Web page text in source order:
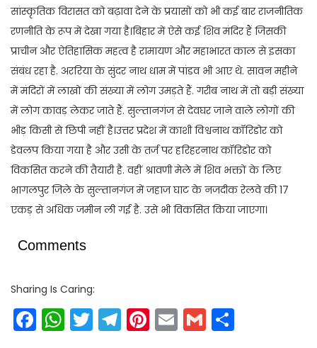
सांस्कृतिक विरासत को बढ़ावा देने के प्रयासों को भी कई बार राजनीतिक
रणनीति के रूप में देखा गया है।बिहार में ऐसे कई शिव मंदिर हैं जिसकी
प्राचीन और ऐतिहासिक महत्व है रामायण और महाभारत काल से इसका
संबंध रहा है. अररिया के सुंदर नाथ धाम में पांडव भी आए थे. सावन महीने
में मंदिरों में लाखों की संख्या में लोग उमड़ते हैं. गरीब नाथ में तो बड़ी संख्या
में लोग कावड़ लेकर जाते हैं. सुल्तानगंज से देवघर जाने वाले लोगों की
भीड़ किसी से छिपी नहीं है।उत्तर प्रदेश में काशी विश्वनाथ कॉरिडोर को
डेवलप किया गया है और उसी के तर्ज पर हरिहरनाथ कॉरिडोर को
विकसित करने की तैयारी है. वहीं श्रावणी मेले में शिव भक्तों के लिए
भागलपुर जिले के सुल्तानगंज में जहाज घाट के नजदीक रेलवे की 17
एकड़ से अधिक जमीन ली गई है. उसे भी विकसित किया जाएगा।
Comments
Sharing Is Caring:
Facebook
WhatsApp
Twitter
Telegram
Pinterest
EmailGmail